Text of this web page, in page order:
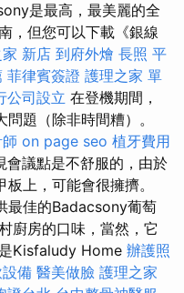
是最高，最美麗的全
，但您可以下載《銀線
新店 到府外燴 長照 平
菲律賓簽證 護理之家 單
公司設立 在登機期間，
題（除非時間糟）。
on page seo 植牙費用
會議點是不舒服的，由於
上，可能會很擁擠。
最佳的Badacsony葡萄
廚房的口味，當然，它
Kisfaludy Home 辦護照
備 醫美做臉 護理之家